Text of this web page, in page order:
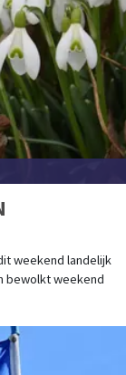
weekend landelijk
bewolkt weekend